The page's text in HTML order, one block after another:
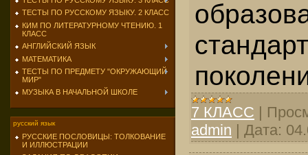
ТЕСТЫ ПО РУССКОМУ ЯЗЫКУ. 2 КЛАСС
КИМ ПО ЛИТЕРАТУРНОМУ ЧТЕНИЮ. 1
КЛАСС
АНГЛИЙСКИЙ ЯЗЫК
МАТЕМАТИКА
ТЕСТЫ ПО ПРЕДМЕТУ "ОКРУЖАЮЩИЙ
МИР"
МУЗЫКА В НАЧАЛЬНОЙ ШКОЛЕ
русский язык
РУССКИЕ ПОСЛОВИЦЫ: ТОЛКОВАНИЕ
И ИЛЛЮСТРАЦИИ
7 КЛАСС |
admin | Дата: